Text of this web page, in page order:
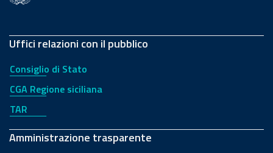
Uffici relazioni con il pubblico
Consiglio di Stato
CGA Regione siciliana
TAR
Amministrazione trasparente